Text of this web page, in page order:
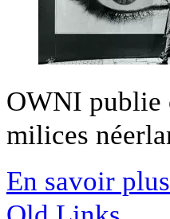
OWNI publie
milices
En savoir plus